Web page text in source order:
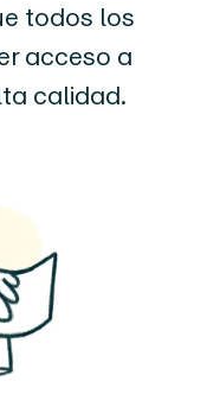
todos los
acceso a
calidad.